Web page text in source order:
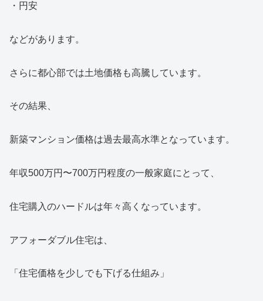
・円安
などがあります。
さらに都心部では土地価格も高騰しています。
その結果、
新築マンション価格は過去最高水準となっています。
年収500万円〜700万円程度の一般家庭にとって、
住宅購入のハードルは年々高くなっています。
アフォーダブル住宅は、
「住宅価格を少しでも下げる仕組み」